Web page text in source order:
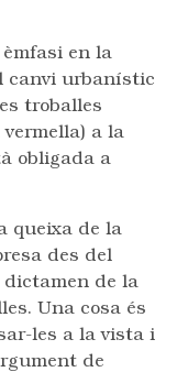
en la
canvi urbanístic
troballes
a la
obligada a
queixa de la
des del
dictamen de la
Una cosa és
les a la vista i
de